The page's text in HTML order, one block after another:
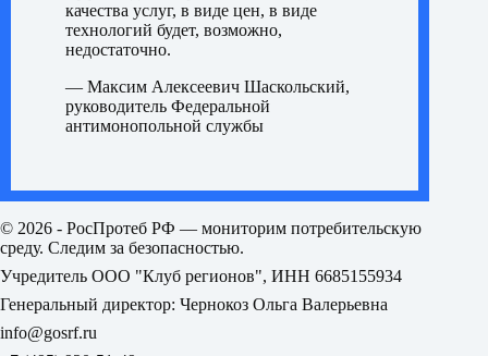
качества услуг, в виде цен, в виде
технологий будет, возможно,
недостаточно.
— Максим Алексеевич Шаскольский,
руководитель Федеральной
антимонопольной службы
© 2026 - РосПротеб РФ — мониторим потребительскую
среду. Следим за безопасностью.
Учредитель ООО "Клуб регионов", ИНН 6685155934
Генеральный директор: Чернокоз Ольга Валерьевна
info@gosrf.ru